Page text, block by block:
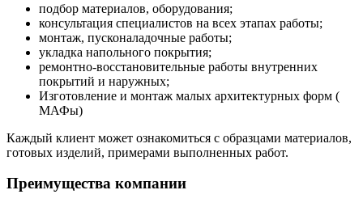
подбор материалов, оборудования;
консультация специалистов на всех этапах работы;
монтаж, пусконаладочные работы;
укладка напольного покрытия;
ремонтно-восстановительные работы внутренних
покрытий и наружных;
Изготовление и монтаж малых архитектурных форм (
МАФы)
Каждый клиент может ознакомиться с образцами материалов,
готовых изделий, примерами выполненных работ.
Преимущества компании